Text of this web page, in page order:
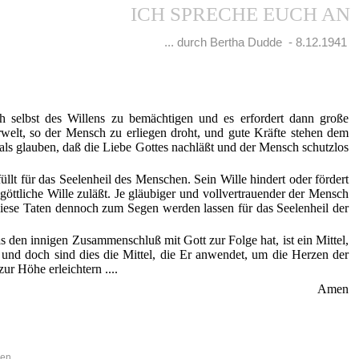
ICH SPRECHE EUCH AN
... durch Bertha Dudde - 8.12.1941
des Willens zu bemächtigen und es erfordert dann große
so der Mensch zu erliegen droht, und gute Kräfte stehen dem
glauben, daß die Liebe Gottes nachläßt und der Mensch schutzlos
für das Seelenheil des Menschen. Sein Wille hindert oder fördert
Wille zuläßt. Je gläubiger und vollvertrauender der Mensch
Taten dennoch zum Segen werden lassen für das Seelenheil der
den innigen Zusammenschluß mit Gott zur Folge hat, ist ein Mittel,
doch sind dies die Mittel, die Er anwendet, um die Herzen der
Höhe erleichtern ....
Amen